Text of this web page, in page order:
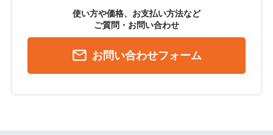
使い方や価格、お支払い方法など
ご質問・お問い合わせ
mail_outline お問い合わせフォーム